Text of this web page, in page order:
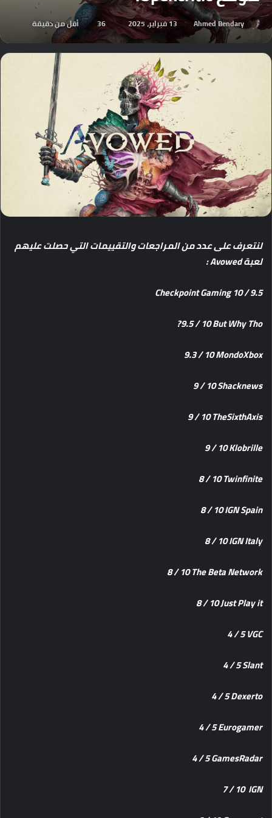
Ahmed Bendary 13 فبراير، 2025 36 أقل من دقيقة
لنتعرفعلىعددمنالمراجعاتوالتقييماتالتيحصلتعليهم
لعبةAvowed :
9.5 / 10 Checkpoint Gaming
‎9.5 / 10 But Why Tho?
‎9.3 / 10 MondoXbox
‎9 / 10 Shacknews
‎9 / 10 TheSixthAxis
‎9 / 10 Klobrille
‎8 / 10 Twinfinite
‎8 / 10 IGN Spain
‎8 / 10 IGN Italy
‎8 / 10 The Beta Network
‎8 / 10 Just Play it
‎4 / 5 VGC
‎4 / 5 Slant
‎4 / 5 Dexerto
‎4 / 5 Eurogamer
‎4 / 5 GamesRadar
‎7 / 10 IGN